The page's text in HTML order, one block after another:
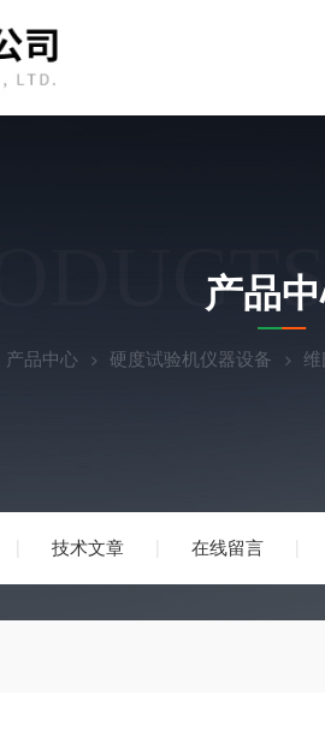
技术文章 在线留言
产品
产品中心 硬度试验机仪器设备 维